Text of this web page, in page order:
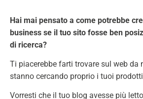
Hai mai pensato a come potrebbe
business se il tuo sito fosse ben
di ricerca?
Ti piacerebbe farti trovare sul web da
stanno cercando proprio i tuoi
Vorresti che il tuo blog avesse più